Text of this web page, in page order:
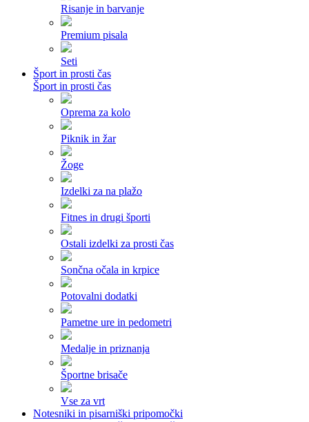
Risanje in barvanje
Premium pisala
Seti
Šport in prosti čas
Šport in prosti čas
Oprema za kolo
Piknik in žar
Žoge
Izdelki za na plažo
Fitnes in drugi športi
Ostali izdelki za prosti čas
Sončna očala in krpice
Potovalni dodatki
Pametne ure in pedometri
Medalje in priznanja
Športne brisače
Vse za vrt
Notesniki in pisarniški pripomočki